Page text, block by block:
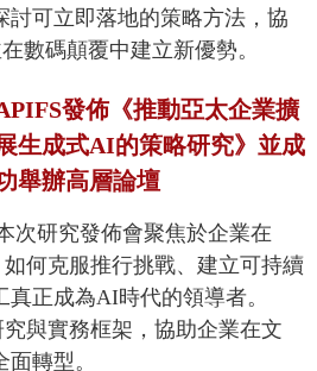
討可立即落地的策略方法，協
數碼顛覆中建立新優勢。
發佈《推動亞太企業擴
生成式AI的策略研究》並成
舉辦高層論壇
次研究發佈會聚焦於企業在
何克服推行挑戰、建立可持續
正成為AI時代的領導者。
與實務框架，協助企業在文
轉型。